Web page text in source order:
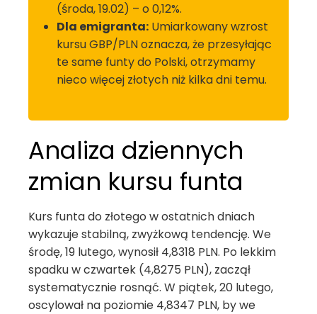
(środa, 19.02) – o 0,12%.
Dla emigranta: Umiarkowany wzrost
kursu GBP/PLN oznacza, że przesyłając
te same funty do Polski, otrzymamy
nieco więcej złotych niż kilka dni temu.
Analiza dziennych
zmian kursu funta
Kurs funta do złotego w ostatnich dniach
wykazuje stabilną, zwyżkową tendencję. We
środę, 19 lutego, wynosił 4,8318 PLN. Po lekkim
spadku w czwartek (4,8275 PLN), zaczął
systematycznie rosnąć. W piątek, 20 lutego,
oscylował na poziomie 4,8347 PLN, by we